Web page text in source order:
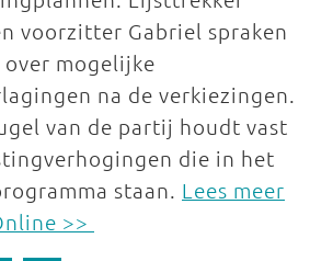
voorzitter Gabriel spraken
mogelijke
na de verkiezingen.
van de partij houdt vast
die in het
staan. Lees meer
>>